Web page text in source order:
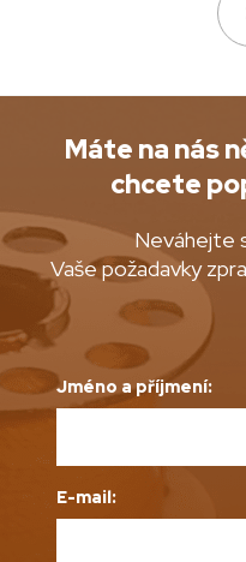
Máte na nás
chcete
Neváhejte
Vaše požadavky
Jméno a příjmení:
E-mail: